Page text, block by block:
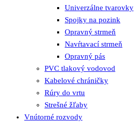
Univerzálne tvarovky
Spojky na pozink
Opravný strmeň
Navŕtavací strmeň
Opravný pás
PVC tlakový vodovod
Kabelové chráničky
Rúry do vrtu
Strešné žľaby
Vnútorné rozvody